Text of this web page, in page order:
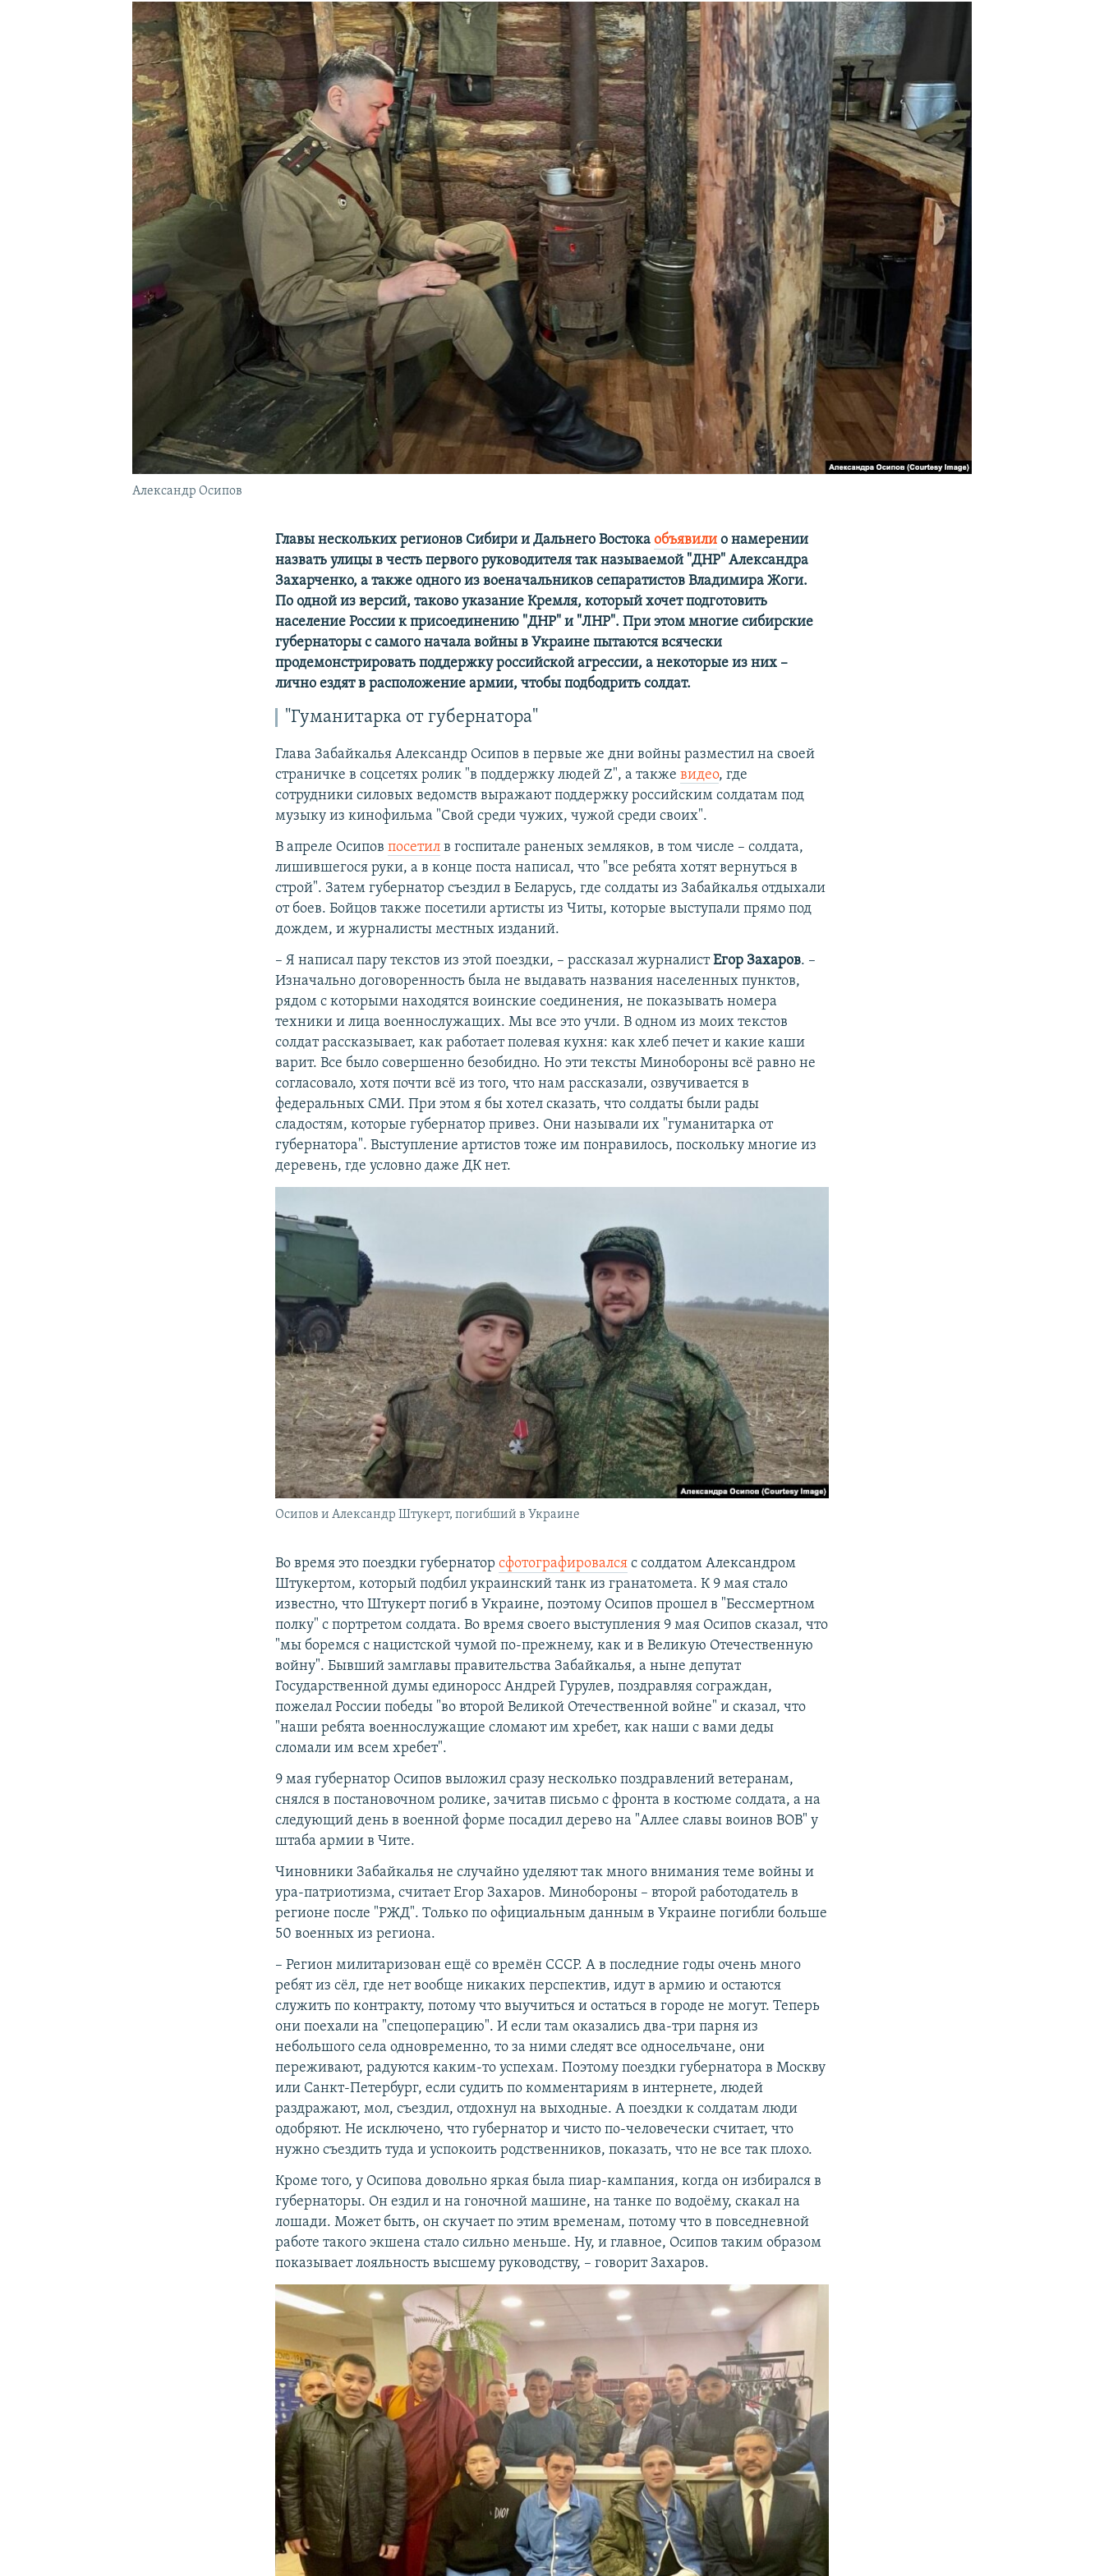
ПОДПИШИТЕСЬ НА РАССЫЛКУ
Александр Осипов
Главы нескольких регионов Сибири и Дальнего Востокаобъявили о намерении
назвать улицы в честь первого руководителя так называемой "ДНР" Александра
Захарченко, а также одного из военачальников сепаратистов Владимира Жоги.
По одной из версий, таково указание Кремля, который хочет подготовить
население России к присоединению "ДНР" и "ЛНР". При этом многие сибирские
губернаторы с самого начала войны в Украине пытаются всячески
продемонстрировать поддержку российской агрессии, а некоторые из них –
лично ездят в расположение армии, чтобы подбодрить солдат.
"Гуманитарка от губернатора"
Глава Забайкалья Александр Осипов в первые же дни войны разместил на своей
страничке в соцсетях ролик "в поддержку людей Z", а такжевидео, где
сотрудники силовых ведомств выражают поддержку российским солдатам под
музыку из кинофильма "Свой среди чужих, чужой среди своих".
В апреле Осиповпосетил в госпитале раненых земляков, в том числе – солдата,
лишившегося руки, а в конце поста написал, что "все ребята хотят вернуться в
строй". Затем губернатор съездил в Беларусь, где солдаты из Забайкалья отдыхали
от боев. Бойцов также посетили артисты из Читы, которые выступали прямо под
дождем, и журналисты местных изданий.
– Я написал пару текстов из этой поездки, –​ рассказал журналистЕгор Захаров. –​
Изначально договоренность была не выдавать названия населенных пунктов,
рядом с которыми находятся воинские соединения, не показывать номера
техники и лица военнослужащих. Мы все это учли. В одном из моих текстов
солдат рассказывает, как работает полевая кухня: как хлеб печет и какие каши
варит. Все было совершенно безобидно. Но эти тексты Минобороны всё равно не
согласовало, хотя почти всё из того, что нам рассказали, озвучивается в
федеральных СМИ. При этом я бы хотел сказать, что солдаты были рады
сладостям, которые губернатор привез. Они называли их "гуманитарка от
губернатора". Выступление артистов тоже им понравилось, поскольку многие из
деревень, где условно даже ДК нет.
Осипов и Александр Штукерт, погибший в Украине
Во время это поездки губернаторсфотографировался с солдатом Александром
Штукертом, который подбил украинский танк из гранатомета. К 9 мая стало
известно, что Штукерт погиб в Украине, поэтому Осипов прошел в "Бессмертном
полку" с портретом солдата. Во время своего выступления 9 мая Осипов сказал, что
"мы боремся с нацистской чумой по-прежнему, как и в Великую Отечественную
войну". Бывший замглавы правительства Забайкалья, а ныне депутат
Государственной думы единоросс Андрей Гурулев, поздравляя сограждан,
пожелал России победы "во второй Великой Отечественной войне" и сказал, что
"наши ребята военнослужащие сломают им хребет, как наши с вами деды
сломали им всем хребет".
9 мая губернатор Осипов выложил сразу несколько поздравлений ветеранам,
снялся в постановочном ролике, зачитав письмо с фронта в костюме солдата, а на
следующий день в военной форме посадил дерево на "Аллее славы воинов ВОВ" у
штаба армии в Чите.
Чиновники Забайкалья не случайно уделяют так много внимания теме войны и
ура-патриотизма, считает Егор Захаров. Минобороны –​ второй работодатель в
регионе после "РЖД". Только по официальным данным в Украине погибли больше
50 военных из региона.
–​ Регион милитаризован ещё со времён СССР. А в последние годы очень много
ребят из сёл, где нет вообще никаких перспектив, идут в армию и остаются
служить по контракту, потому что выучиться и остаться в городе не могут. Теперь
они поехали на "спецоперацию". И если там оказались два-три парня из
небольшого села одновременно, то за ними следят все односельчане, они
переживают, радуются каким-то успехам. Поэтому поездки губернатора в Москву
или Санкт-Петербург, если судить по комментариям в интернете, людей
раздражают, мол, съездил, отдохнул на выходные. А поездки к солдатам люди
одобряют. Не исключено, что губернатор и чисто по-человечески считает, что
нужно съездить туда и успокоить родственников, показать, что не все так плохо.
Кроме того, у Осипова довольно яркая была пиар-кампания, когда он избирался в
губернаторы. Он ездил и на гоночной машине, на танке по водоёму, скакал на
лошади. Может быть, он скучает по этим временам, потому что в повседневной
работе такого экшена стало сильно меньше. Ну, и главное, Осипов таким образом
показывает лояльность высшему руководству, –​ говорит Захаров.